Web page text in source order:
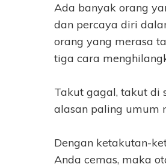
Ada banyak orang
dan percaya diri
orang yang merasa
tiga cara
Takut gagal, takut di
alasan paling umum
Dengan ketakutan-
Anda cemas, maka